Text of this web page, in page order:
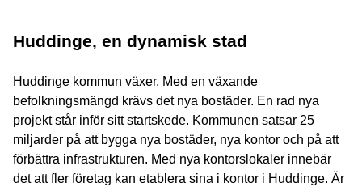
Huddinge, en dynamisk stad
Huddinge kommun växer. Med en växande
befolkningsmängd krävs det nya bostäder. En rad nya
projekt står inför sitt startskede. Kommunen satsar 25
miljarder på att bygga nya bostäder, nya kontor och på att
förbättra infrastrukturen. Med nya kontorslokaler innebär
det att fler företag kan etablera sina i kontor i Huddinge. Är